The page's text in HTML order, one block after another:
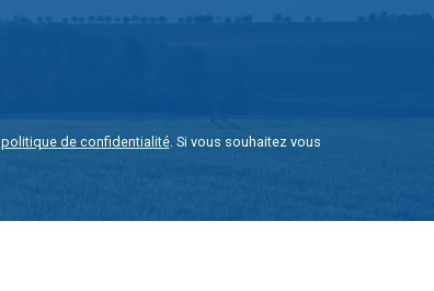
politique de confidentialité. Si vous souhaitez vous